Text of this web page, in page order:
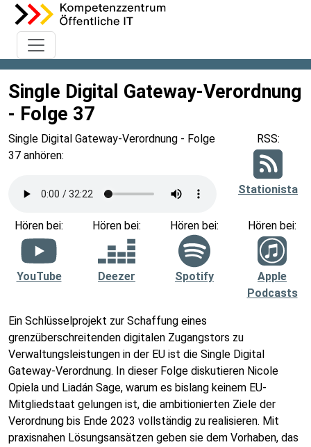
Single Digital Gateway-Verordnung
- Folge 37
Single Digital Gateway-Verordnung - Folge
37 anhören:
RSS:
Stationista
Hören bei:
YouTube
Hören bei:
Deezer
Hören bei:
Spotify
Hören bei:
Apple
Podcasts
Ein Schlüsselprojekt zur Schaffung eines
grenzüberschreitenden digitalen Zugangstors zu
Verwaltungsleistungen in der EU ist die Single Digital
Gateway-Verordnung. In dieser Folge diskutieren Nicole
Opiela und Liadán Sage, warum es bislang keinem EU-
Mitgliedstaat gelungen ist, die ambitionierten Ziele der
Verordnung bis Ende 2023 vollständig zu realisieren. Mit
praxisnahen Lösungsansätzen geben sie dem Vorhaben, das